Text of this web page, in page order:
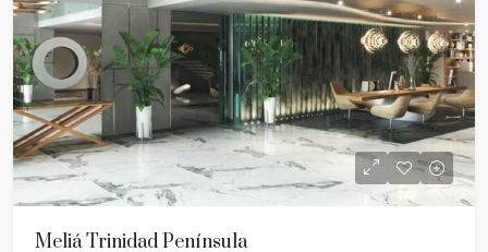
Meliá Trinidad Península